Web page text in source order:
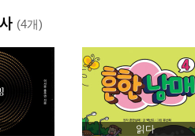
값 이론의 승리: 낯선 사람을 파악
무른 여왕: 낯선 사람을 항상 믿는
고ㅣ완벽한 타이밍ㅣ스파이의 자
을 무너뜨린 바보 성자: 낯선 사람
(4개)
읽다